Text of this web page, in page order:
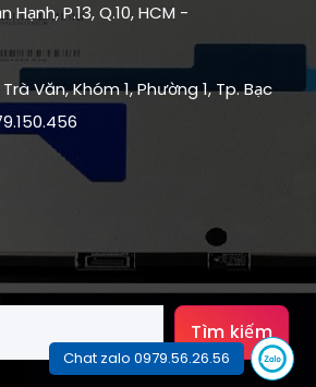
Hạnh, P.13, Q.10, HCM -
Văn, Khóm 1, Phường 1, Tp. Bạc
Tìm kiếm
Chat zalo 0979.56.26.56